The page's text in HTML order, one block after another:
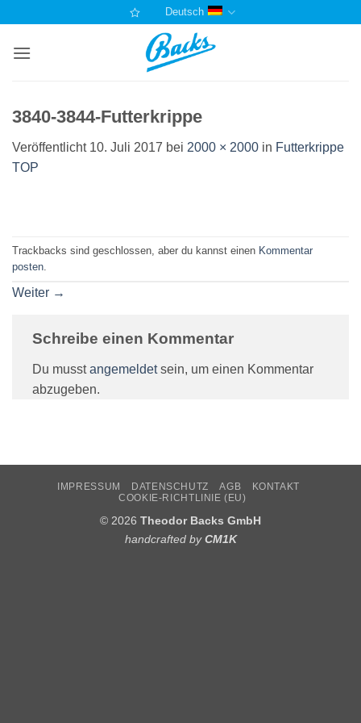
springen
Deutsch
3840-3844-Futterkrippe
Veröffentlicht 10. Juli 2017 bei 2000 × 2000 in Futterkrippe
TOP
Trackbacks sind geschlossen, aber du kannst einen Kommentar
posten
Weiter →
Schreibe einen Kommentar
Du musstangemeldetsein, um einen Kommentar
abzugeben.
IMPRESSUM DATENSCHUTZ AGB
KONTAKT
COOKIE-RICHTLINIE (EU)
© 2026 Theodor Backs GmbH
handcrafted byCM1K